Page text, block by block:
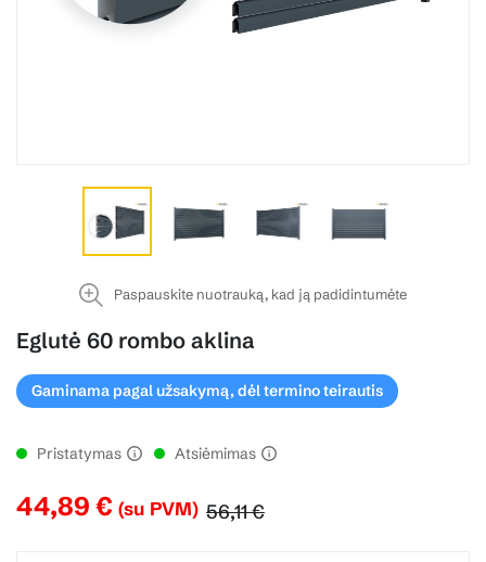
Paspauskite nuotrauką, kad ją padidintumėte
Eglutė 60 rombo aklina
Gaminama pagal užsakymą, dėl termino teirautis
Pristatymas Atsiėmimas
44,89 € (su PVM) 56,11 €